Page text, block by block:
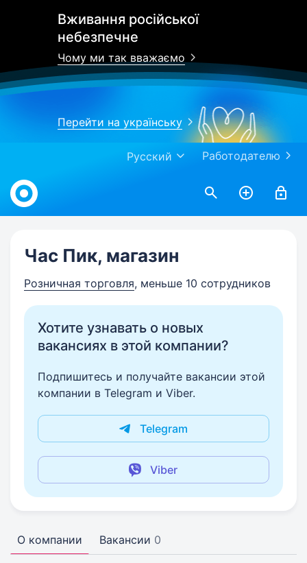
Вживання російської
небезпечне
Чому ми так вважаємо
Перейти на українську
Работодателю
Русский
Work.ua
Час Пик, магазин
Розничная торговля, меньше 10 сотрудников
Хотите узнавать о новых
вакансиях в этой компании?
Подпишитесь и получайте вакансии этой
компании в Telegram и Viber.
Telegram
Viber
О компании Вакансии 0